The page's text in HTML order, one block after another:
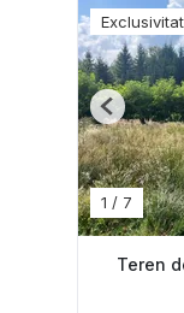
1 / 7
Previous
Teren